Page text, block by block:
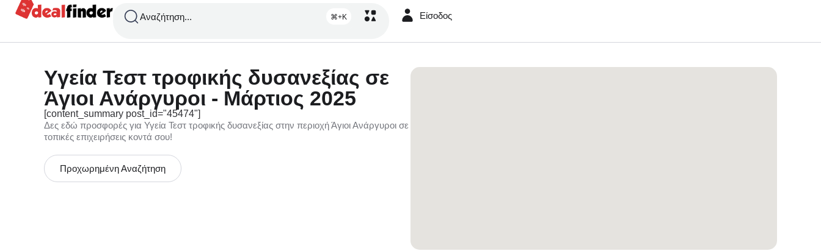
Αναζήτηση... ⌘+K Είσοδος
Υγεία Τεστ τροφικής δυσανεξίας σε
Άγιοι Ανάργυροι - Μάρτιος 2025
[content_summary post_id="45474"]
Δες εδώ προσφορές για Υγεία Τεστ τροφικής δυσανεξίας στην περιοχή Άγιοι Ανάργυροι σε
τοπικές επιχειρήσεις κοντά σου!
Προχωρημένη Αναζήτηση